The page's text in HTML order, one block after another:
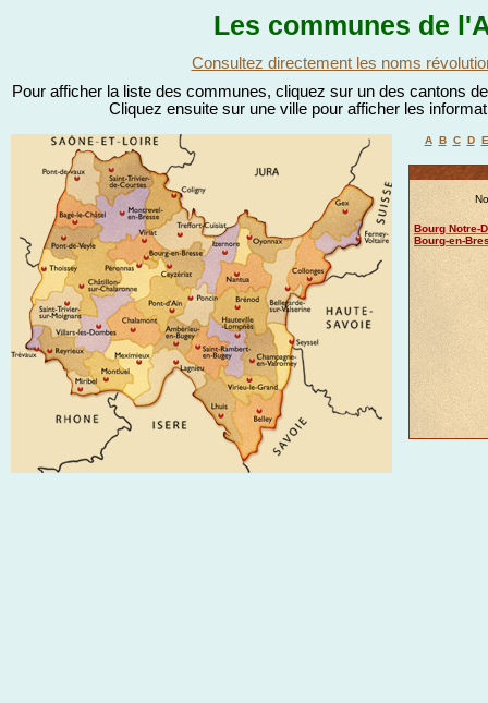
Les communes de
Consultez directement les noms
Pour afficher la liste des communes, cliquez sur un des cantons
Cliquez ensuite sur une ville pour afficher les
A B C D E
Bourg Notre-
Bourg-en-